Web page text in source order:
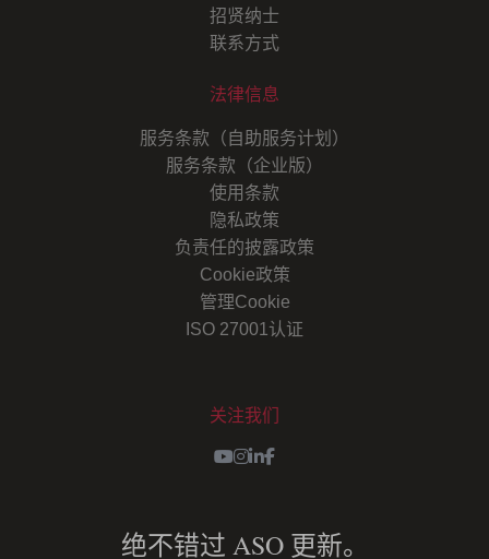
招贤纳士
联系方式
法律信息
服务条款（自助服务计划）
服务条款（企业版）
使用条款
隐私政策
负责任的披露政策
Cookie政策
管理Cookie
ISO 27001认证
关注我们
Youtube
Instagram
LinkedIn
Facebook
绝不错过 ASO 更新。